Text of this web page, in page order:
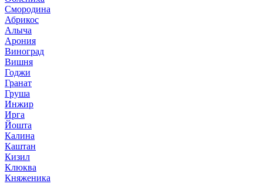
Смородина
Абрикос
Алыча
Арония
Виноград
Вишня
Годжи
Гранат
Груша
Инжир
Ирга
Йошта
Калина
Каштан
Кизил
Клюква
Княженика